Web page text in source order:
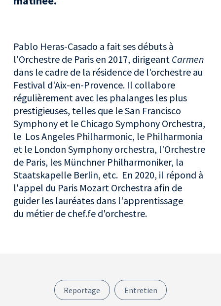
Pablo Heras-Casado a fait ses débuts à
l'Orchestre de Paris en 2017, dirigeant Carmen
dans le cadre de la résidence de l'orchestre au
Festival d'Aix-en-Provence. Il collabore
régulièrement avec les phalanges les plus
prestigieuses, telles que le San Francisco
Symphony et le Chicago Symphony Orchestra,
le Los Angeles Philharmonic, le Philharmonia
et le London Symphony orchestra, l'Orchestre
de Paris, les Münchner Philharmoniker, la
Staatskapelle Berlin, etc. En 2020, il répond à
l'appel du Paris Mozart Orchestra afin de
guider les lauréates dans l'apprentissage
du métier de chef.fe d'orchestre.
Reportage Entretien